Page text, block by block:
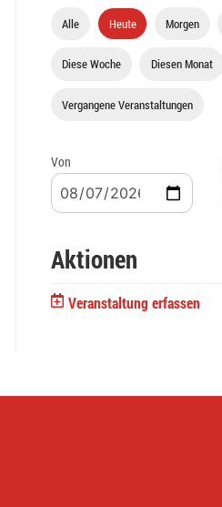
Alle Heute Morgen
Diese Woche Diesen Monat
Vergangene Veranstaltungen
Von
Aktionen
Veranstaltung erfassen